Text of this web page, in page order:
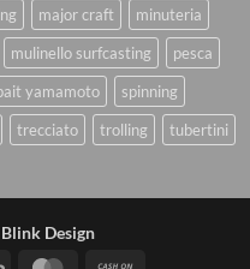
major craft
minuteria
mulinello surfcasting
pesca
yamamoto
spinning
trecciato trolling tubertini
Design